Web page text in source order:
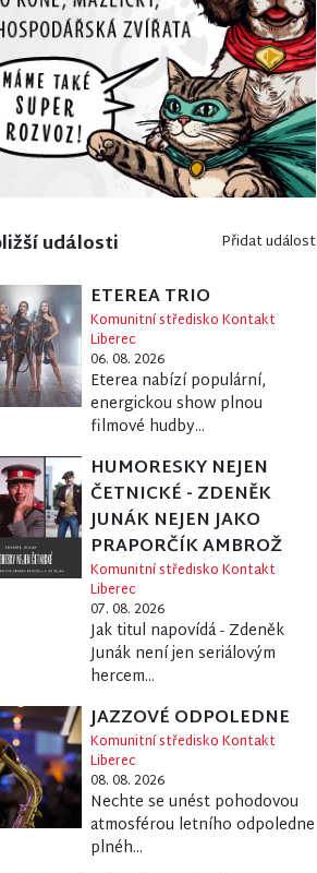
události Přidat událost
ETEREA TRIO
Komunitní středisko Kontakt
Liberec
06. 08. 2026
Eterea nabízí populární,
energickou show plnou
filmové hudby...
HUMORESKY NEJEN
ČETNICKÉ - ZDENĚK
JUNÁK NEJEN JAKO
PRAPORČÍK AMBROŽ
Komunitní středisko Kontakt
Liberec
07. 08. 2026
Jak titul napovídá - Zdeněk
Junák není jen seriálovým
hercem...
JAZZOVÉ ODPOLEDNE
Komunitní středisko Kontakt
Liberec
08. 08. 2026
Nechte se unést pohodovou
atmosférou letního odpoledne
plnéh...